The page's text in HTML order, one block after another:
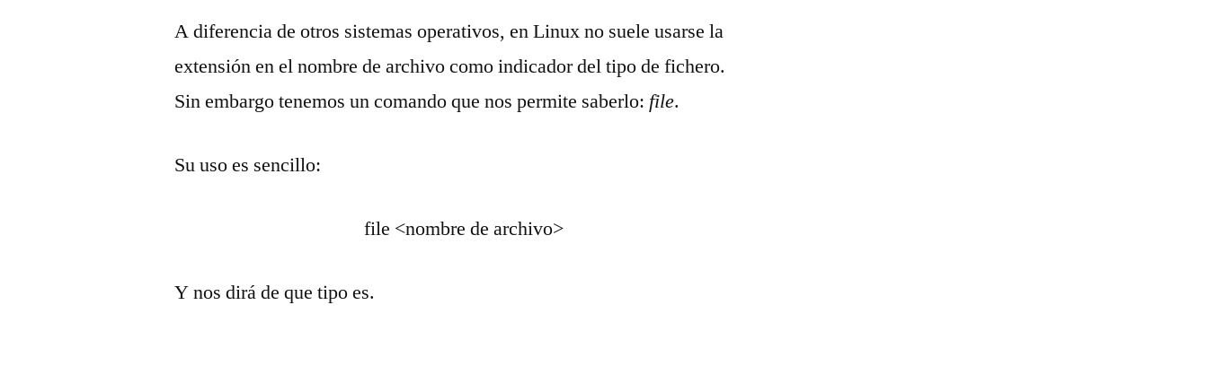
A diferencia de otros sistemas operativos, en Linux no suele usarse la
extensión en el nombre de archivo como indicador del tipo de fichero.
Sin embargo tenemos un comando que nos permite saberlo: file.
Su uso es sencillo:
file <nombre de archivo>
Y nos dirá de que tipo es.